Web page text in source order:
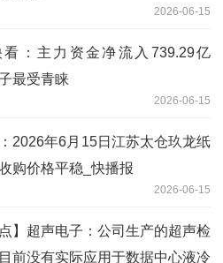
2026-06-15
看：主力资金净流入739.29亿
最受青睐
2026-06-15
2026年6月15日江苏太仓玖龙纸
购价格平稳_快播报
2026-06-15
点】超声电子：公司生产的超声检
前没有实际应用于数据中心液冷